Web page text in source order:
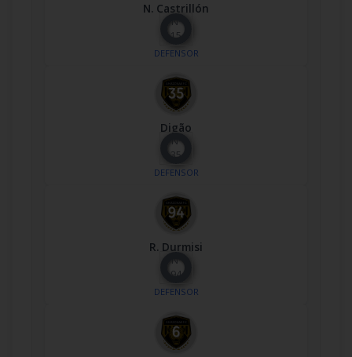
N. Castrillón
Nº
15
DEFENSOR
Digão
Nº
35
DEFENSOR
R. Durmisi
Nº
94
DEFENSOR